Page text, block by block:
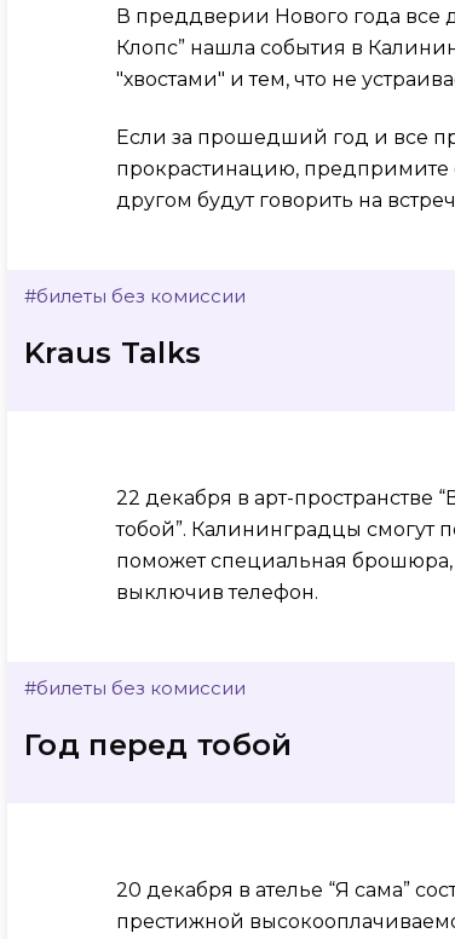
В преддверии Нового года все
Клопс” нашла события в
"хвостами" и тем, что не
Если за прошедший год и все
прокрастинацию, предпримите
другом будут говорить на
#билеты без комиссии
Kraus Talks
22 декабря в арт-пространстве
тобой”. Калининградцы смогут
поможет специальная брошюра,
выключив телефон.
#билеты без комиссии
Год перед тобой
20 декабря в ателье “Я сама”
престижной